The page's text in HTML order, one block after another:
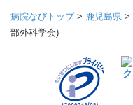
病院なびトップ> 鹿児島県 >
部外科学会)